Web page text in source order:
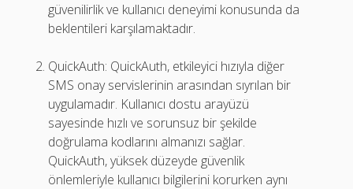
güvenilirlik ve kullanıcı deneyimi konusunda da
beklentileri karşılamaktadır.
QuickAuth: QuickAuth, etkileyici hızıyla diğer
SMS onay servislerinin arasından sıyrılan bir
uygulamadır. Kullanıcı dostu arayüzü
sayesinde hızlı ve sorunsuz bir şekilde
doğrulama kodlarını almanızı sağlar.
QuickAuth, yüksek düzeyde güvenlik
önlemleriyle kullanıcı bilgilerini korurken aynı